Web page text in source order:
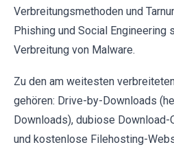
Verbreitungsmethoden und
Phishing und Social Engineering
Verbreitung von Malware.
Zu den am weitesten
gehören: Drive-by-Downloads
Downloads), dubiose Download-
und kostenlose Filehosting-